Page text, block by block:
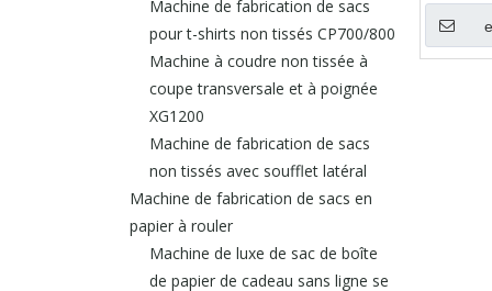
Machine de fabrication de sacs
pour t-shirts non tissés CP700/800
Machine à coudre non tissée à
coupe transversale et à poignée
XG1200
Machine de fabrication de sacs
non tissés avec soufflet latéral
Machine de fabrication de sacs en
papier à rouler
Machine de luxe de sac de boîte
de papier de cadeau sans ligne se